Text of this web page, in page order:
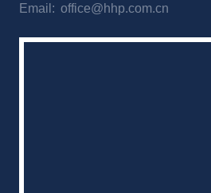
Email: office@hhp.com.cn